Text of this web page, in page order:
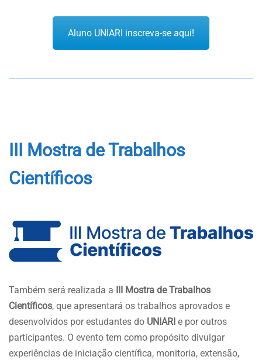
Aluno UNIARI inscreva-se aqui!
III Mostra de Trabalhos
Científicos
Também será realizada a
III Mostra de Trabalhos
Científicos, que apresentará os trabalhos aprovados e
desenvolvidos por estudantes do UNIARI e por outros
participantes. O evento tem como propósito divulgar
experiências de iniciação científica, monitoria, extensão,